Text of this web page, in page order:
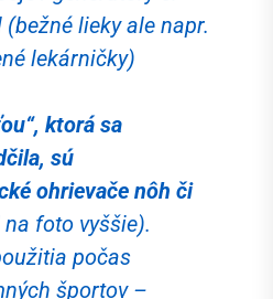
lieky ale napr.
lekárničky)
ktorá sa
sú
ohrievače nôh či
foto vyššie).
počas
športov –